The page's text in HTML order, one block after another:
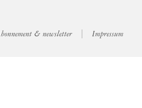
& newsletter Impressum